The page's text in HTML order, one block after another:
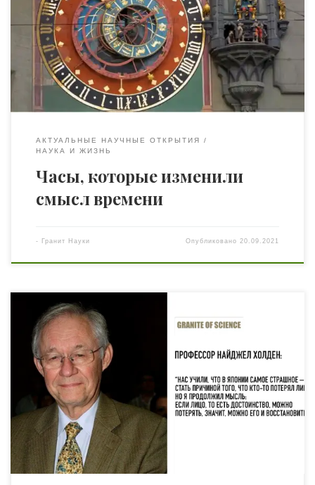
времени, натолкнув Эйнштейна на его теорию
относительности. Несколько раз в неделю инженер на
пенсии Маркус Марти ведет небольшую группу
посетителей вверх по извилистой узкой лестнице.
Затем, используя деревянную дубинку в качестве
указателя, […]
АКТУАЛЬНЫЕ НАУЧНЫЕ ОТКРЫТИЯ
НАУКА И ЖИЗНЬ
Часы, которые изменили
смысл времени
- Гранит Науки Опубликовано 20.09.2021
Найджел Дж. Холден – автор книг по кросс-
культурному менеджменту, сфере практической
деятельности, предполагающей работу со знанием как
наиболее ценным ресурсом компании в конкурентной
борьбе в эпоху геоэкономики. В отличие от
традиционного рассмотрения культуры в терминах
национальной специфики и антагонистических
различий, профессор описывает ее как форму
организационного знания и основу компетенции […]